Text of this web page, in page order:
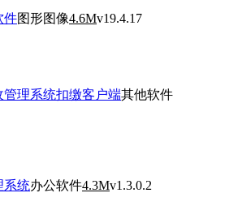
件图形图像4.6Mv19.4.17
理系统扣缴客户端其他软件
系统办公软件4.3Mv1.3.0.2